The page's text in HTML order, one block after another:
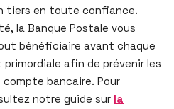
tiers en toute confiance.
la Banque Postale vous
bénéficiaire avant chaque
afin de prévenir les
bancaire. Pour
notre guide sur la